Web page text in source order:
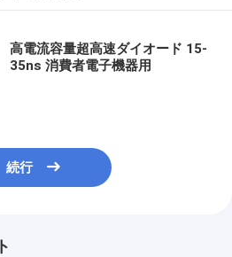
高電流容量超高速ダイオード 15-
35ns 消費者電子機器用
続行